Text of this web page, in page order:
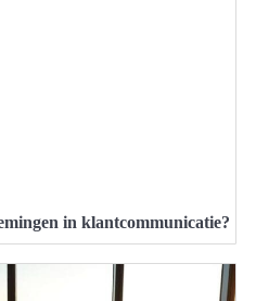
in klantcommunicatie?